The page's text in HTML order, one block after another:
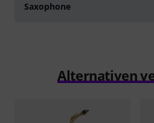
Saxophone
Alternativen